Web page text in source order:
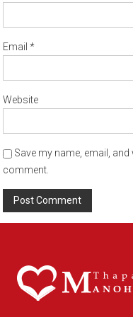
Email*
Website
Save my name, email,
comment.